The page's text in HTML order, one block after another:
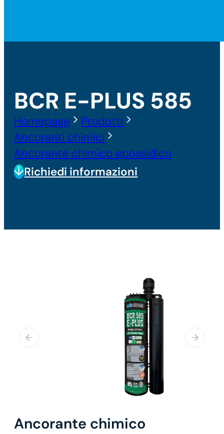
BCR E-PLUS 585
Homepage
Prodotti
Ancoranti chimici
Ancorante chimico epossidico
Richiedi informazioni
Ancorante chimico